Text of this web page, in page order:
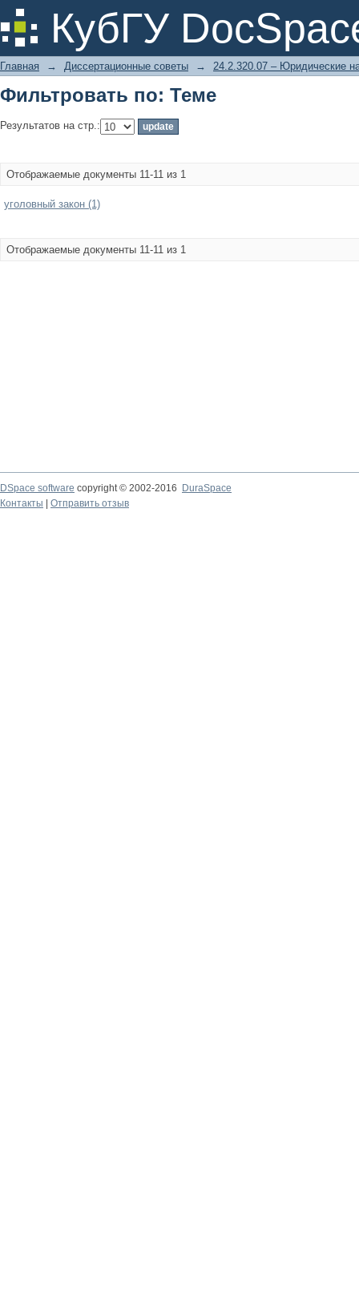
КубГУ
Фильтровать по: Теме
Главная → Диссертационные советы → 24.2.320.07 – Юридические
Фильтровать по: Теме
Результатов на стр.:
Отображаемые документы 11-11 из 1
уголовный закон (1)
Отображаемые документы 11-11 из 1
DSpace software copyright © 2002-2016
DuraSpace
Контакты
Отправить отзыв